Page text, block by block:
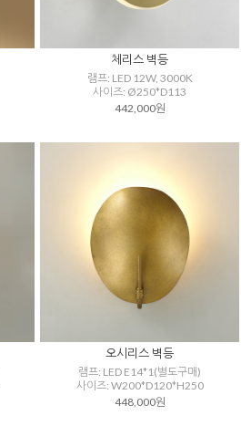
체리스 벽등
램프: LED 12W, 3000K
사이즈: Ø250*D113
442,000원
오시리스 벽등
램프: LED E14*1(별도구매)
사이즈: W200*D120*H250
448,000원